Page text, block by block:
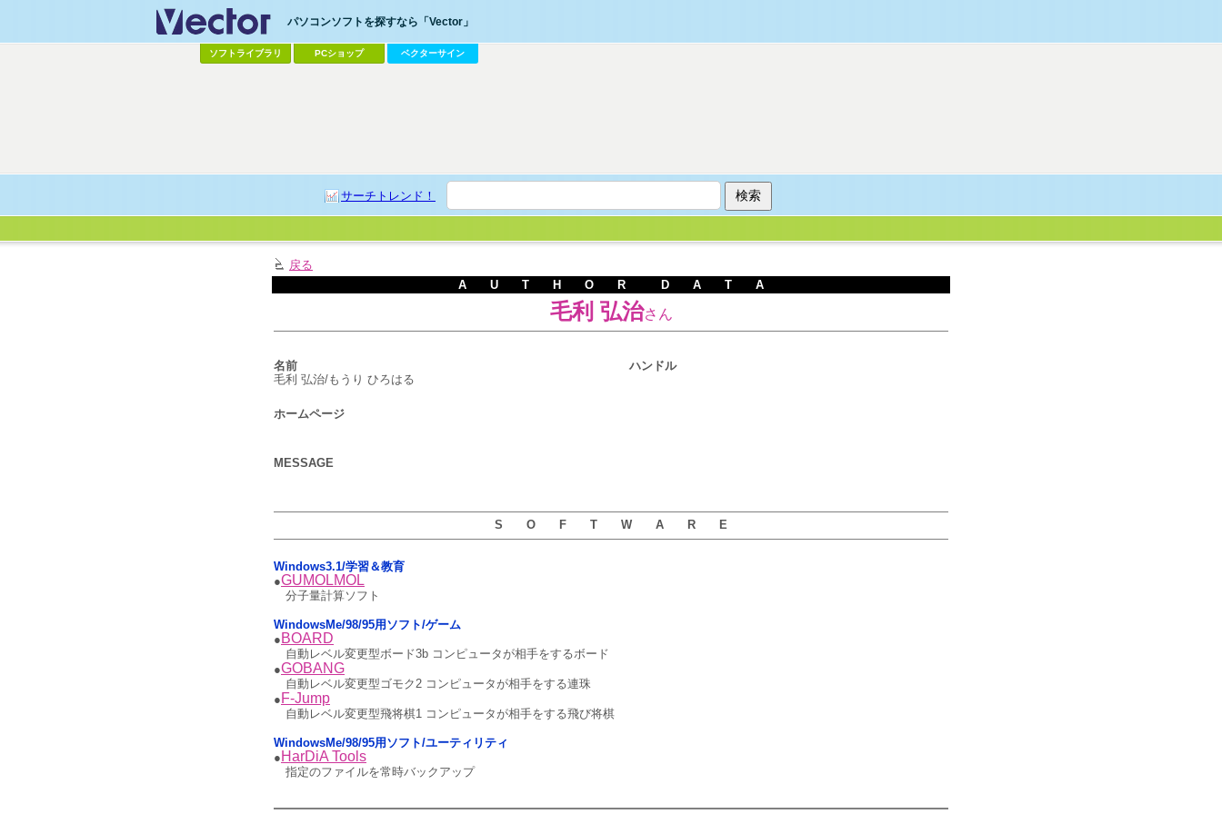
パソコンソフトを探すなら「Vector」
ソフトライブラリ PCショップ ベクターサイン
サーチトレンド！
戻る
A U T H O R D A T A
毛利 弘治さん
名前
毛利 弘治/もうり ひろはる
ハンドル
ホームページ
MESSAGE
S O F T W A R E
Windows3.1/学習＆教育
●GUMOLMOL
分子量計算ソフト
WindowsMe/98/95用ソフト/ゲーム
● BOARD
自動レベル変更型ボード3b コンピュータが相手をするボード
●GOBANG
自動レベル変更型ゴモク2 コンピュータが相手をする連珠
● F-Jump
自動レベル変更型飛将棋1 コンピュータが相手をする飛び将棋
WindowsMe/98/95用ソフト/ユーティリティ
● HarDiA Tools
指定のファイルを常時バックアップ